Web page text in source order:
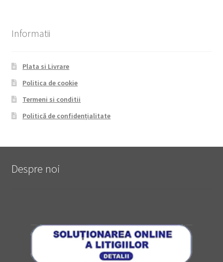
Informatii
Plata si Livrare
Politica de cookie
Termeni si conditii
Politică de confidențialitate
Despre noi